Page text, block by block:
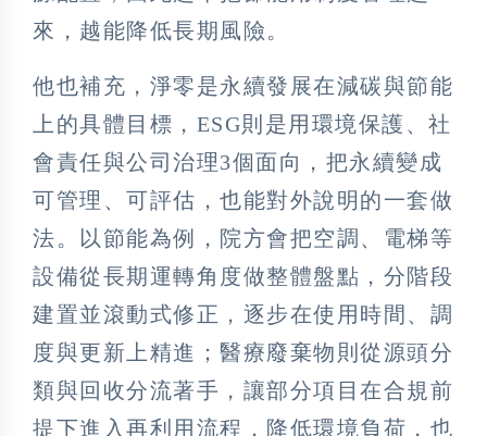
來，越能降低長期風險。
他也補充，淨零是永續發展在減碳與節能
上的具體目標，ESG則是用環境保護、社
會責任與公司治理3個面向，把永續變成
可管理、可評估，也能對外說明的一套做
法。以節能為例，院方會把空調、電梯等
設備從長期運轉角度做整體盤點，分階段
建置並滾動式修正，逐步在使用時間、調
度與更新上精進；醫療廢棄物則從源頭分
類與回收分流著手，讓部分項目在合規前
提下進入再利用流程，降低環境負荷，也